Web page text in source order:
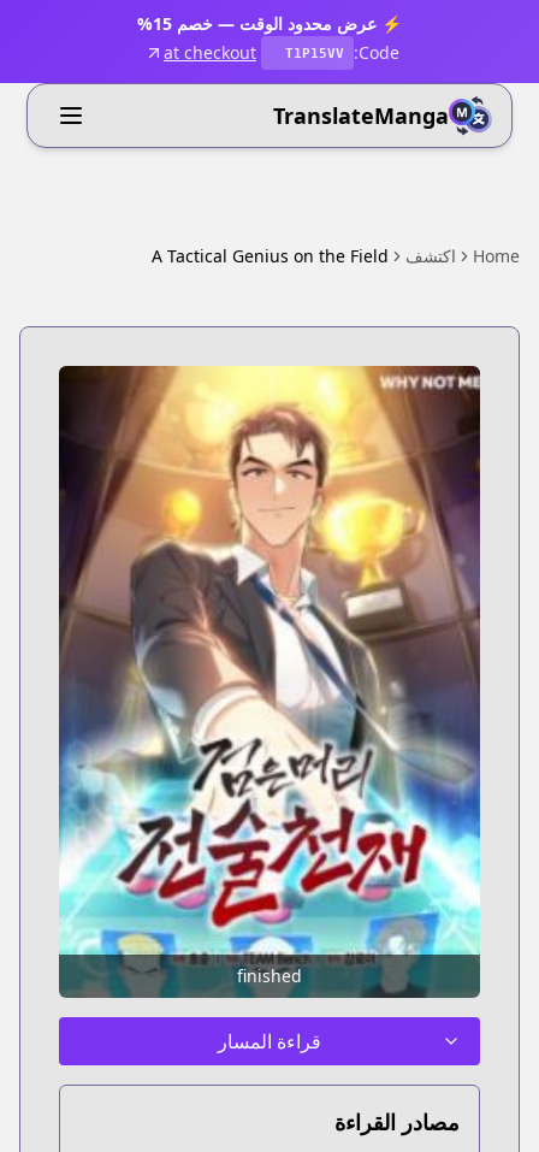
⚡ عرض محدود الوقت — خصم 15%
Code:
T1P15VV
at checkout
TranslateManga
Home اكتشف A Tactical Genius on the Field
finished
قراءة المسار
مصادر القراءة